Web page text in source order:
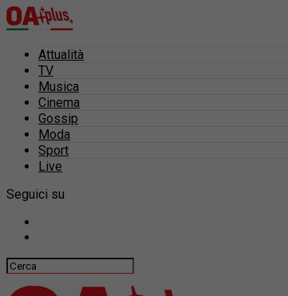
Attualità
TV
Musica
Cinema
Gossip
Moda
Sport
Live
Seguici su